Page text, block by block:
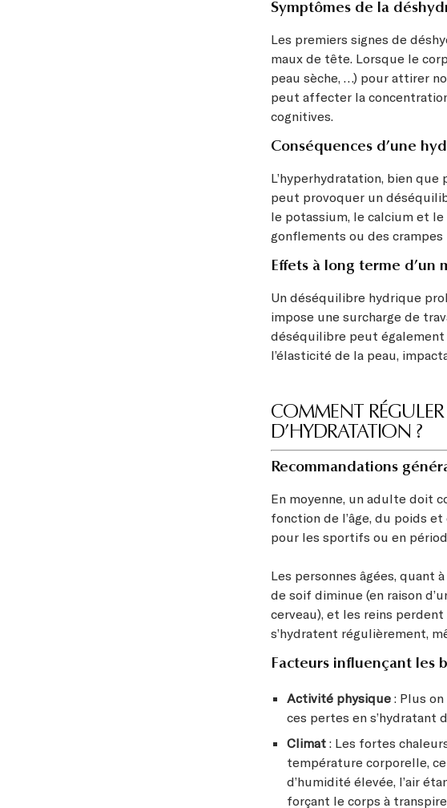
Symptômes de la
Les premiers signes de
maux de tête. Lorsque le
peau sèche, …) pour attirer
peut affecter la
cognitives.
Conséquences d’une
L’hyperhydratation, bien que
peut provoquer un
le potassium, le calcium et
gonflements ou des crampes
Effets à long terme
Un déséquilibre hydrique
impose une surcharge de
déséquilibre peut
l’élasticité de la peau,
COMMENT
D’HYDRATATION ?
Recommandations
En moyenne, un adulte doit
fonction de l’âge, du poids
pour les sportifs ou en
Les personnes âgées, quant
de soif diminue (en raison
cerveau), et les reins
s’hydratent régulièrement,
Facteurs influençant les
Activité physique : Plus
ces pertes en s’hydratant
Climat : Les fortes
température corporelle,
d’humidité élevée, l’air
forçant le corps à